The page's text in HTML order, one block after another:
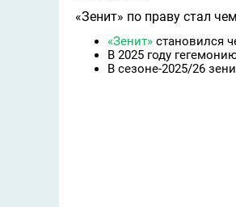
«Зенит» по праву стал
«Зенит» становился
В 2025 году
В сезоне-2025/26